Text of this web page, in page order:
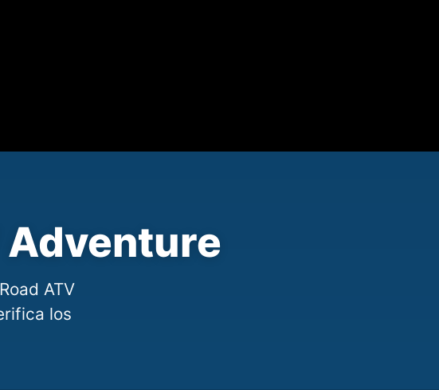
Adventure
ATV
los